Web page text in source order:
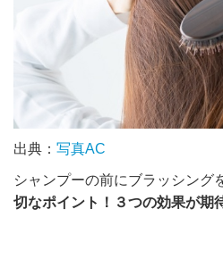
出典： 写真AC
シャンプーの前にブラッシング
切なポイント！３つの効果が期